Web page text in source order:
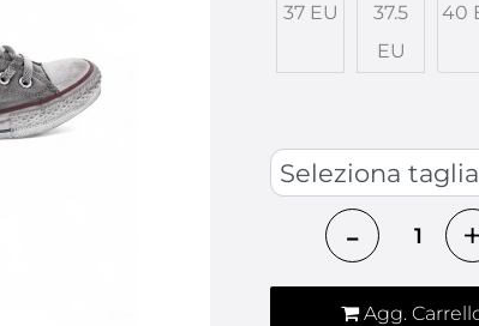
37 EU
37.5
EU
40
Quantità
Agg.